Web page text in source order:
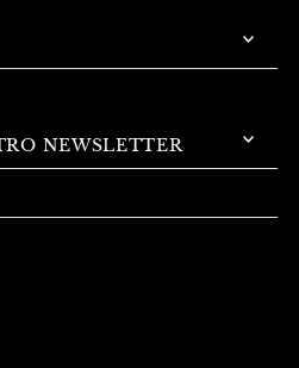
NEWSLETTER